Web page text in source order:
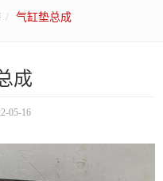
气缸垫总成
成
05-16